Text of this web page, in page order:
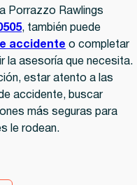
Porrazzo Rawlings
, también puede
accidente o completar
la asesoría que necesita.
estar atento a las
accidente, buscar
más seguras para
le rodean.